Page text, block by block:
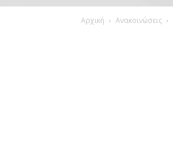
Αρχική Ανακοινώσεις